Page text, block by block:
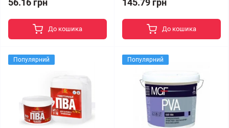
56.16 грн
До кошика
145.79 грн
До кошика
Популярний Популярний